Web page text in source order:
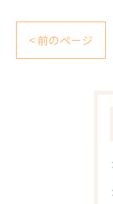
< 前のページ